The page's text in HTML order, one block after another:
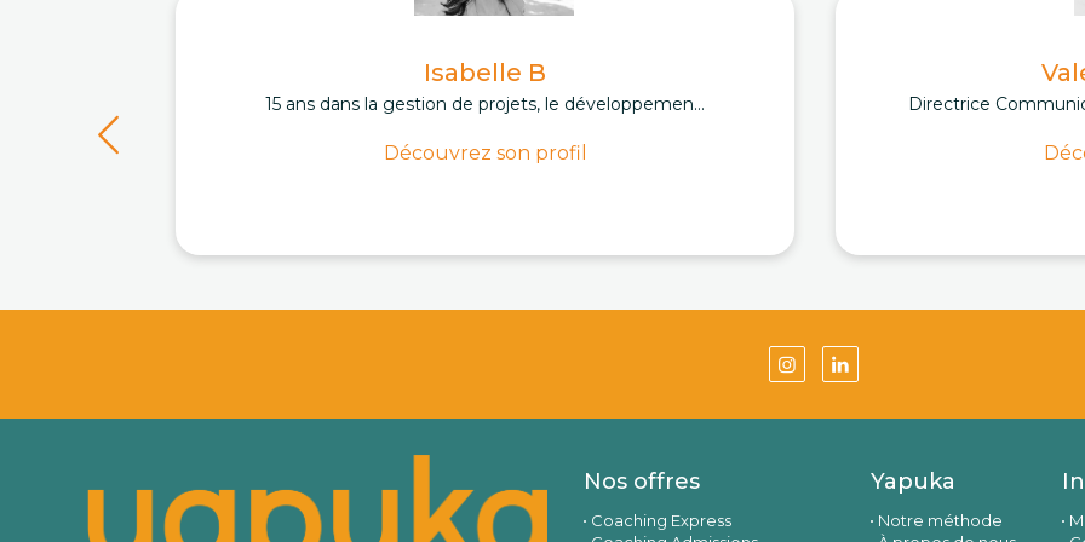
Isabelle B
15 ans dans la gestion de projets, le développemen...
Découvrez son profil
Directrice
Nos offres
Coaching Express
Yapuka
Notre méthode